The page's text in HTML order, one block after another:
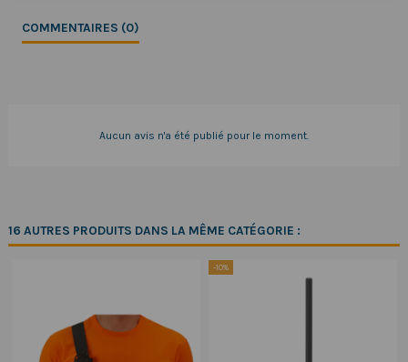
COMMENTAIRES (0)
Aucun avis n'a été publié pour le moment.
16 AUTRES PRODUITS DANS LA MÊME CATÉGORIE :
-10%